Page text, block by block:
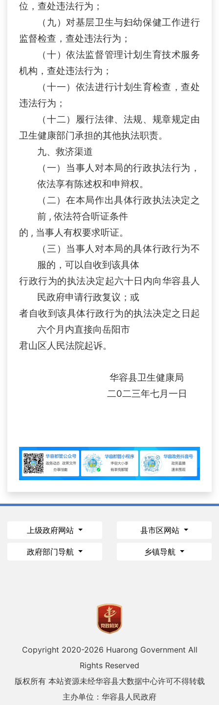
位，查处违法行为 ；
（九）对基层卫生与妇幼保健工作进行
监督检查 ，查处违法行为 ；
（十）依法监督管理计划生育技术服务
机构 ，查处违法行为 ；
（十一）依法进行计划生育检查 ，查处
违法行为 ；
（十二）履行法律、法规、规章规定由
卫生健康部门承担的其他执法职责。
九、救济渠道
（一） 当事人对本局的行政执法行为，
依法享有陈述权和申辩权。
（二）在本局作出具体行政执法决定之
前 , 依法符合听证条件
的 , 当事人有权要求听证。
（三）当事人对本局的具体行政行为不
服的，可以自收到该具体
行政行为的执法决定起六十日内向华容县人
民政府申请行政复议 ；或
者自收到该具体行政行为的执法决定之日起
六个月内直接向岳阳市
君山区人民法院起诉。
华容县卫生健康局
二0二三年七月一日
上级政府网站 县市区网站
政府部门导航 乡镇导航
Copyright 2020-2026 Huarong Government All
Rights Reserved
版权所有 本站资源未经华容县大数据中心许可不得转载
主办单位：华容县人民政府